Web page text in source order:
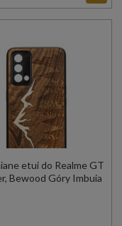
etui do Realme GT
Bewood Góry Imbuia